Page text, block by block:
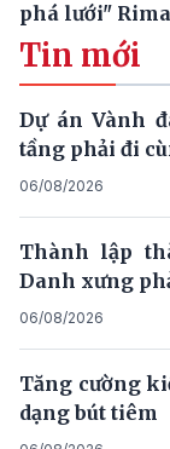
phá lưới"
Tin mới
Dự án Vành
tầng phải đi
06/08/2026
Thành lập
Danh xưng
06/08/2026
Tăng cường
dạng bút tiêm